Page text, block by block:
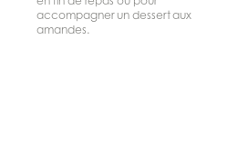
accompagner un dessert aux
amandes.